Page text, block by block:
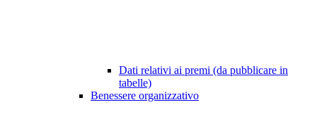
Dati relativi ai premi (da pubblicare in
tabelle)
Benessere organizzativo